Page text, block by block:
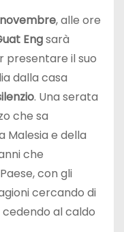
, alle ore
Engsarà
presentare il suo
dalla casa
. Una serata
che sa
Malesia e della
che
con gli
cercando di
al caldo